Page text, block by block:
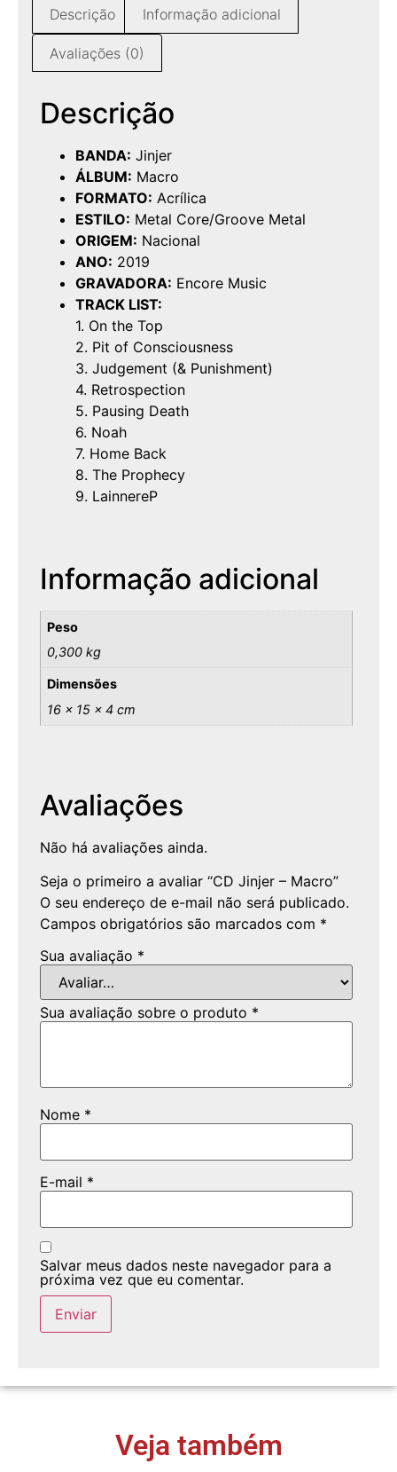
Descrição Informação adicional
Avaliações (0)
Descrição
BANDA: Jinjer
ÁLBUM: Macro
FORMATO: Acrílica
ESTILO: Metal Core/Groove Metal
ORIGEM: Nacional
ANO: 2019
GRAVADORA: Encore Music
TRACK LIST:
1. On the Top
2. Pit of Consciousness
3. Judgement (& Punishment)
4. Retrospection
5. Pausing Death
6. Noah
7. Home Back
8. The Prophecy
9. LainnereP
Informação adicional
Peso
0,300 kg
Dimensões
16 × 15 × 4 cm
Avaliações
Não há avaliações ainda.
Seja o primeiro a avaliar “CD Jinjer – Macro”
O seu endereço de e-mail não será publicado.
Campos obrigatórios são marcados com *
Sua avaliação *
Sua avaliação sobre o produto *
Nome *
E-mail *
Salvar meus dados neste navegador para a
próxima vez que eu comentar.
Veja também